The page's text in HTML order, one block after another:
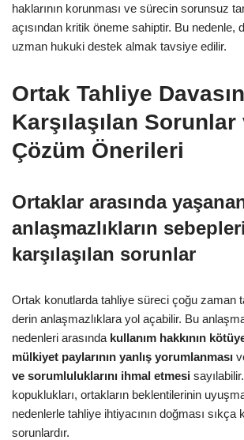
haklarının korunması ve sürecin sorunsuz
açısından kritik öneme sahiptir. Bu nedenle,
uzman hukuki destek almak tavsiye edilir.
Ortak Tahliye
Karşılaşılan Sorunlar
Çözüm Önerileri
Ortaklar arasında
anlaşmazlıkların
karşılaşılan sorunlar
Ortak konutlarda tahliye süreci çoğu zaman
derin anlaşmazlıklara yol açabilir. Bu
nedenleri arasında kullanım hakkının
mülkiyet paylarının yanlış yorumlanması
ve sorumluluklarını ihmal etmesi
kopuklukları, ortakların beklentilerinin
nedenlerle tahliye ihtiyacının doğması sıkça
sorunlardır.